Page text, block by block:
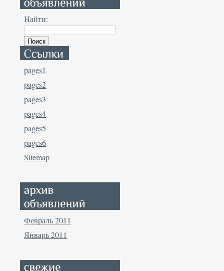
Найти:
pages1
pages2
pages3
pages4
pages5
pages6
Sitemap
Февраль 2011
Январь 2011